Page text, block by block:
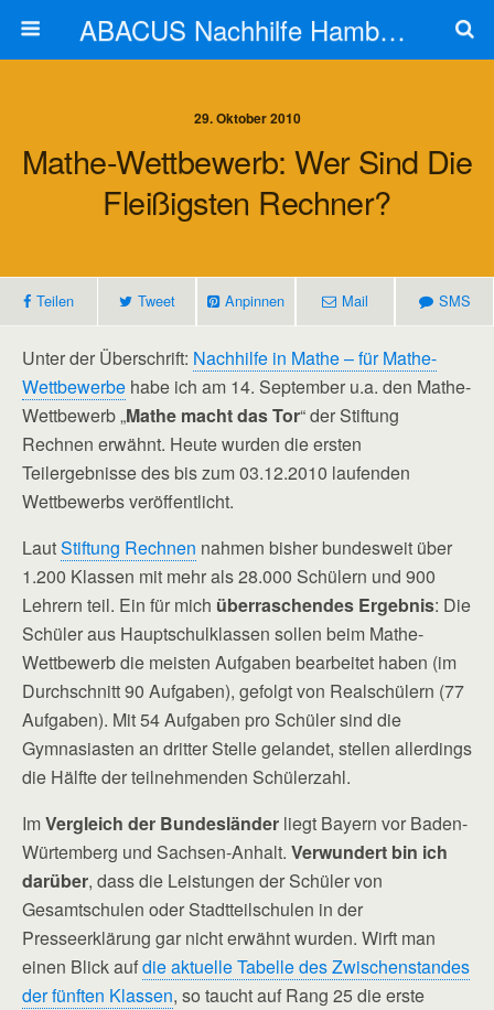
ABACUS Nachhilfe Hamburg
29. Oktober 2010
Mathe-Wettbewerb: Wer Sind Die
Fleißigsten Rechner?
Teilen Tweet Anpinnen Mail SMS
Unter der Überschrift: Nachhilfe in Mathe – für Mathe-
Wettbewerbe habe ich am 14. September u.a. den Mathe-
Wettbewerb „Mathe macht das Tor“ der Stiftung
Rechnen erwähnt. Heute wurden die ersten
Teilergebnisse des bis zum 03.12.2010 laufenden
Wettbewerbs veröffentlicht.
LautStiftung Rechnen nahmen bisher bundesweit über
1.200 Klassen mit mehr als 28.000 Schülern und 900
Lehrern teil. Ein für mich überraschendes Ergebnis: Die
Schüler aus Hauptschulklassen sollen beim Mathe-
Wettbewerb die meisten Aufgaben bearbeitet haben (im
Durchschnitt 90 Aufgaben), gefolgt von Realschülern (77
Aufgaben). Mit 54 Aufgaben pro Schüler sind die
Gymnasiasten an dritter Stelle gelandet, stellen allerdings
die Hälfte der teilnehmenden Schülerzahl.
ImVergleich der Bundesländer liegt Bayern vor Baden-
Würtemberg und Sachsen-Anhalt. Verwundert bin ich
darüber, dass die Leistungen der Schüler von
Gesamtschulen oder Stadtteilschulen in der
Presseerklärung gar nicht erwähnt wurden. Wirft man
einen Blick aufdie aktuelle Tabelle des Zwischenstandes
der fünften Klassen, so taucht auf Rang 25 die erste